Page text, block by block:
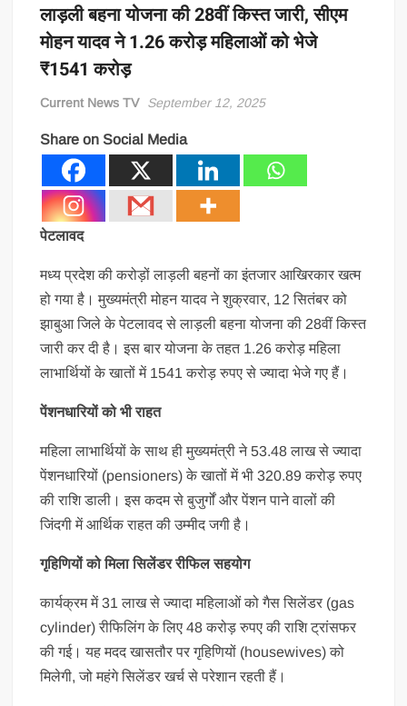
लाड़ली बहना योजना की 28वीं किस्त जारी, सीएम
मोहन यादव ने 1.26 करोड़ महिलाओं को भेजे
₹1541 करोड़
Current News TV September 12, 2025
Share on Social Media
पेटलावद
मध्य प्रदेश की करोड़ों लाड़ली बहनों का इंतजार आखिरकार खत्म
हो गया है। मुख्यमंत्री मोहन यादव ने शुक्रवार, 12 सितंबर को
झाबुआ जिले के पेटलावद से लाड़ली बहना योजना की 28वीं किस्त
जारी कर दी है। इस बार योजना के तहत 1.26 करोड़ महिला
लाभार्थियों के खातों में 1541 करोड़ रुपए से ज्यादा भेजे गए हैं।
पेंशनधारियों को भी राहत
महिला लाभार्थियों के साथ ही मुख्यमंत्री ने 53.48 लाख से ज्यादा
पेंशनधारियों (pensioners) के खातों में भी 320.89 करोड़ रुपए
की राशि डाली। इस कदम से बुजुर्गों और पेंशन पाने वालों की
जिंदगी में आर्थिक राहत की उम्मीद जगी है।
गृहिणियों को मिला सिलेंडर रीफिल सहयोग
कार्यक्रम में 31 लाख से ज्यादा महिलाओं को गैस सिलेंडर (gas
cylinder) रीफिलिंग के लिए 48 करोड़ रुपए की राशि ट्रांसफर
की गई। यह मदद खासतौर पर गृहिणियों (housewives) को
मिलेगी, जो महंगे सिलेंडर खर्च से परेशान रहती हैं।